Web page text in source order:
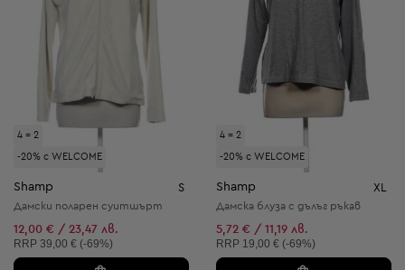
4 = 2
-20% с WELCOME
Shamp S
Дамски поларен суитшърт
12,00 € / 23,47 лв.
Препоръчителна цена:
RRP 39,00 € (-69%)
4 = 2
-20% с WELCOME
Shamp XL
Дамска блуза с дълъг ръкав
5,72 € / 11,19 лв.
Препоръчителна цена:
RRP 19,00 € (-69%)